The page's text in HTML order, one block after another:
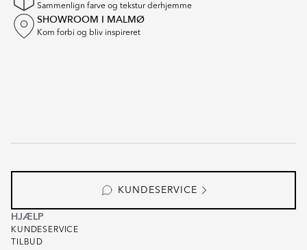
Sammenlign farve og tekstur derhjemme
SHOWROOM I MALMØ
Kom forbi og bliv inspireret
KUNDESERVICE
HJÆLP
KUNDESERVICE
TILBUD